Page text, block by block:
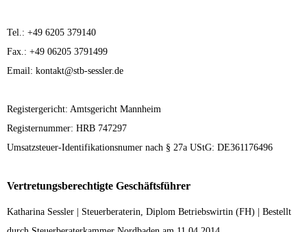
Tel.: +49 6205 379140
Fax.: +49 06205 3791499
Email: kontakt@stb-sessler.de
Registergericht: Amtsgericht Mannheim
Registernummer: HRB 747297
Umsatzsteuer-Identifikationsnumer nach § 27a UStG: DE361176496
Vertretungsberechtigte Geschäftsführer
Katharina Sessler | Steuerberaterin, Diplom Betriebswirtin (FH) | Bestellt